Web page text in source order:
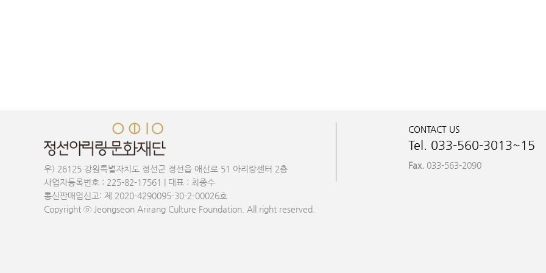
CONTACT US
Tel. 033-560-3013~15
Fax. 033-563-2090
우) 26125 강원특별자치도 정선군 정선읍 애산로 51 아리랑센터 2층
사업자등록번호 : 225-82-17561 | 대표 : 최종수
통신판매업신고: 제 2020-4290095-30-2-00026호
Copyright ⓒ Jeongseon Arirang Culture Foundation. All right reserved.